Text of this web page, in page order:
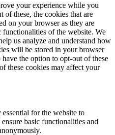
your experience while you
of these, the cookies that are
on your browser as they are
of the website. We
us analyze and understand how
will be stored in your browser
the option to opt-out of these
these cookies may affect your
for the website to
basic functionalities and